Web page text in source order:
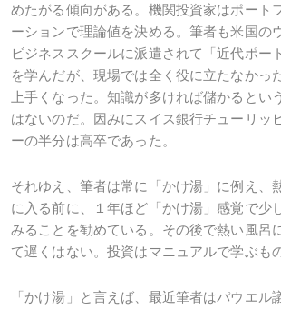
めたがる傾向がある。機関投資家はポート
ーションで理論値を決める。筆者も米国の
ビジネススクールに派遣されて「近代ポー
を学んだが、現場では全く役に立たなかっ
上手くなった。知識が多ければ儲かるとい
はないのだ。因みにスイス銀行チューリッ
ーの半分は高卒であった。
それゆえ、筆者は常に「かけ湯」に例え、
に入る前に、１年ほど「かけ湯」感覚で少
みることを勧めている。その後で熱い風呂
て遅くはない。投資はマニュアルで学ぶも
「かけ湯」と言えば、最近筆者はパウエル